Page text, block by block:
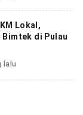
Lokal,
di Pulau
lalu